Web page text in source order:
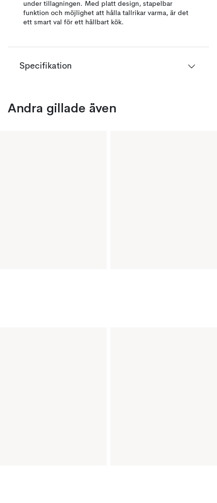
under tillagningen. Med platt design, stapelbar
funktion och möjlighet att hålla tallrikar varma, är det
ett smart val för ett hållbart kök.
Specifikation
Andra gillade även